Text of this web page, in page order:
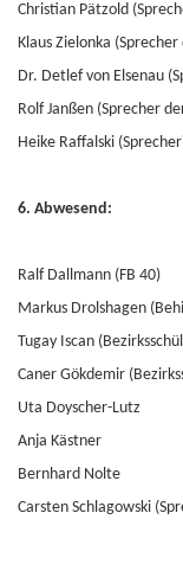
Christian Pätzold
Klaus Zielonka
Dr. Detlef von Elsenau
Rolf Janßen (Sprecher
Heike Raffalski
6. Abwesend:
Ralf Dallmann (FB 40)
Markus Drolshagen
Tugay Iscan
Caner Gökdemir
Uta Doyscher-Lutz
Anja Kästner
Bernhard Nolte
Carsten Schlagowski